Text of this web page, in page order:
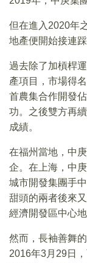
但在進入2020年
地產便開始接連踩
過去除了加槓桿
產項目，市場得
首農集合作開發
功。之後雙方再
成績。
在福州當地，中
企。在上海，中
城市開發集團手
甜頭的兩者後來
經濟開發區中心地
然而，長袖善舞
2016年3月29日